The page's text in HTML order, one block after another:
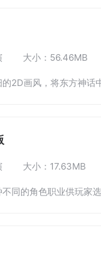
大小：56.46MB
2D画风，将东方神话
大小：17.63MB
同的角色职业供玩家